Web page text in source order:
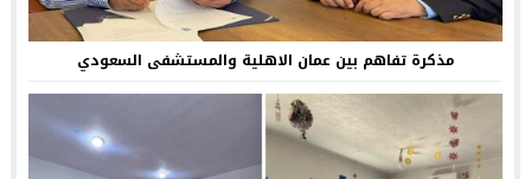
مذكرة تفاهم بين عمان الاهلية والمستشفى السعودي